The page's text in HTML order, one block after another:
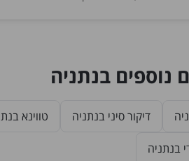
נוספים בנתניה
דיקור סיני בנתניה טווינא
בנתניה